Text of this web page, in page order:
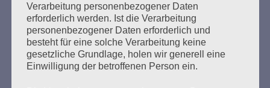
Erstellt am 5. Februar 2020
Der französische Überlebende Henri Zajdenwerger, 92
Jahre alt, wohnhaft in Paris, sagt als Zeuge aus. Seine
Aussage wird von einer Dolmetscherin übersetzt. Henri
Verarbeitung personenbezogener Daten
erforderlich werden. Ist die Verarbeitung
personenbezogener Daten erforderlich und
besteht für eine solche Verarbeitung keine
gesetzliche Grundlage, holen wir generell eine
Einwilligung der betroffenen Person ein.